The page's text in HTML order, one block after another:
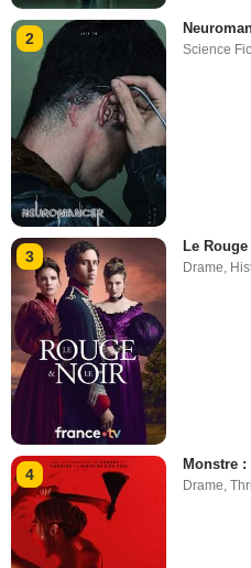
2
Science
3
Le
Drame,
4
Monstre
Drame,